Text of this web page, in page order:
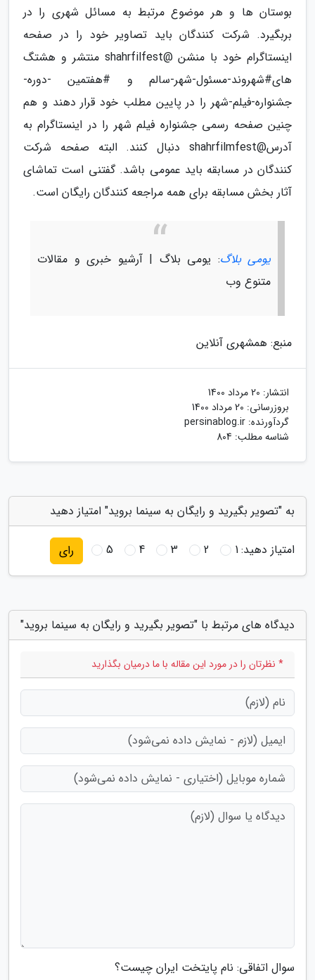
بوستان ها و هر موضوع مرتبط به مسائل شهری را در
بربگیرد. شرکت کنندگان باید تصاویر خود را در صفحه
اینستاگرام خود با منشن @shahrfilfest منتشر و هشتگ
های#شهروند-مسئول-شهر-سالم و #هفتمین -دوره-
جشنواره-فیلم-شهر را در پایین مطلب خود قرار دهند و هم
چنین صفحه رسمی جشنواره فیلم شهر را در اینستاگرام به
آدرس@shahrfilmfest دنبال کنند. البته صفحه شرکت
کنندگان در مسابقه باید عمومی باشد. گفتنی است تماشای
آثار بخش مسابقه برای همه مراجعه کنندگان رایگان است.
یومی بلاگ: یومی بلاگ | آرشیو خبری و مقالات
متنوع وب
منبع: همشهری آنلاین
انتشار: 20 مرداد 1400
بروزرسانی: 20 مرداد 1400
گردآورنده: persinablog.ir
شناسه مطلب: 804
به "تصویر بگیرید و رایگان به سینما بروید" امتیاز دهید
امتیاز دهید:1
2
3
4
5 رای
دیدگاه های مرتبط با "تصویر بگیرید و رایگان به سینما بروید"
* نظرتان را در مورد این مقاله با ما درمیان بگذارید
سوال اتفاقی: نام پایتخت ایران چیست؟